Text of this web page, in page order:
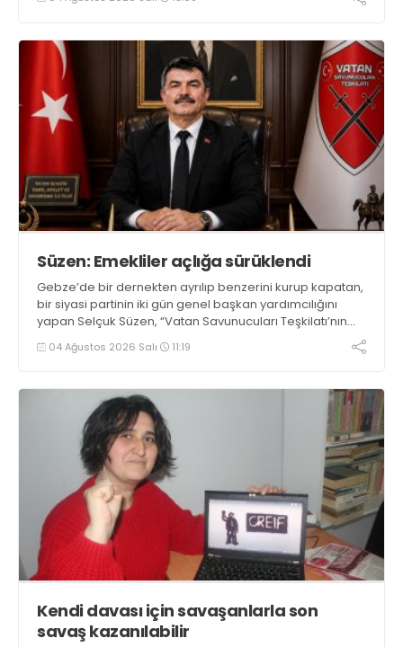
yarışacak
Süzen: Emekliler açlığa sürüklendi
Gebze’de bir dernekten ayrılıp benzerini kurup kapatan,
bir siyasi partinin iki gün genel başkan yardımcılığını
yapan Selçuk Süzen, “Vatan Savunucuları Teşkilatı’nın
Genel Başkan Yardımcısı unvanıyla açıklama yaptı.
Süzen’in görevi yazılı açıklaması yayına girerken de
04 Ağustos 2026 Salı 11:19
Kendi davası için savaşanlarla son
savaş kazanılabilir